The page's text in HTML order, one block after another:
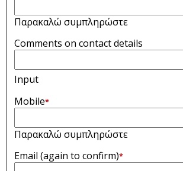
Παρακαλώ συμπληρώστε
Comments on contact details
Input
Mobile*
Παρακαλώ συμπληρώστε
Email (again to confirm)*